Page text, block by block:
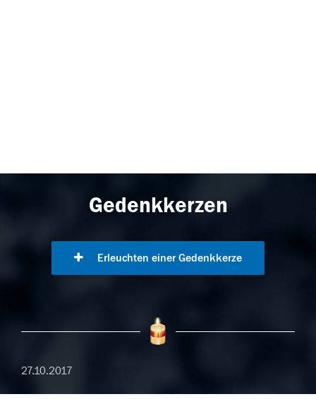
Gedenkkerzen
Erleuchten einer Gedenkkerze
27.10.2017